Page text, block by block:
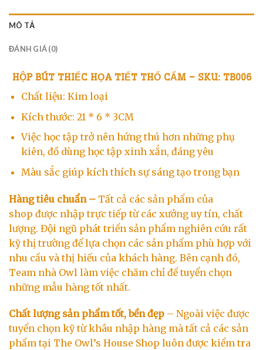
MÔ TẢ
ĐÁNH GIÁ (0)
HỘP BÚT THIẾC HỌA TIẾT THỔ CẨM – SKU: TB006
Chất liệu: Kim loại
Kích thước: 21 * 6 * 3CM
Việc học tập trở nên hứng thú hơn những phụ
kiên, đồ dùng học tập xinh xắn, đáng yêu
Màu sắc giúp kích thích sự sáng tạo trong bạn
Hàng tiêu chuẩn – Tất cả các sản phẩm của
shop được nhập trực tiếp từ các xưởng uy tín, chất
lượng. Đội ngũ phát triển sản phẩm nghiên cứu rất
kỹ thị trường để lựa chọn các sản phẩm phù hợp với
nhu cầu và thị hiếu của khách hàng. Bên cạnh đó,
Team nhà Owl làm việc chăm chỉ để tuyển chọn
những mẫu hàng tốt nhất.
Chất lượng sản phẩm tốt, bền đẹp – Ngoài việc được
tuyển chọn kỹ từ khâu nhập hàng mà tất cả các sản
phẩm tại The Owl’s House Shop luôn được kiểm tra